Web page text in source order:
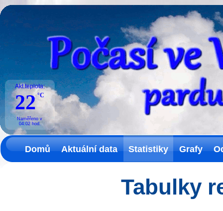
Akt.teplota:
22 °C
Naměřeno v
04:02hod.
Domů Aktuální data Statistiky Grafy
Tabulky